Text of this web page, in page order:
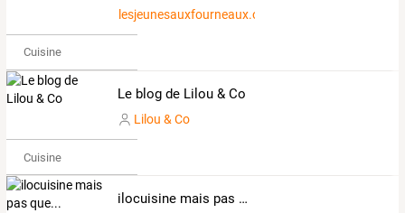
lesjeunesauxfourneaux.over-blog.com
Cuisine
Le blog de Lilou & Co
Lilou & Co
Cuisine
ilocuisine mais pas que...